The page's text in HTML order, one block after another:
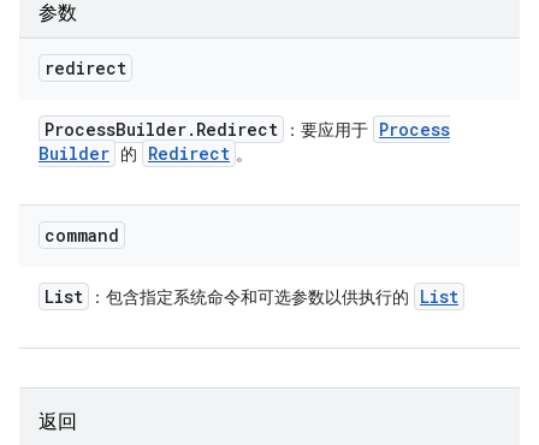
参数
redirect
ProcessBuilder. Redirect ：要应用于 Process
Builder 的 Redirect 。
command
List ：包含指定系统命令和可选参数以供执行的 List
返回